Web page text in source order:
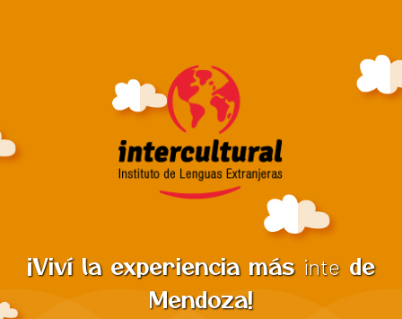
¡Viví la experiencia más intercult
de Mendoza!